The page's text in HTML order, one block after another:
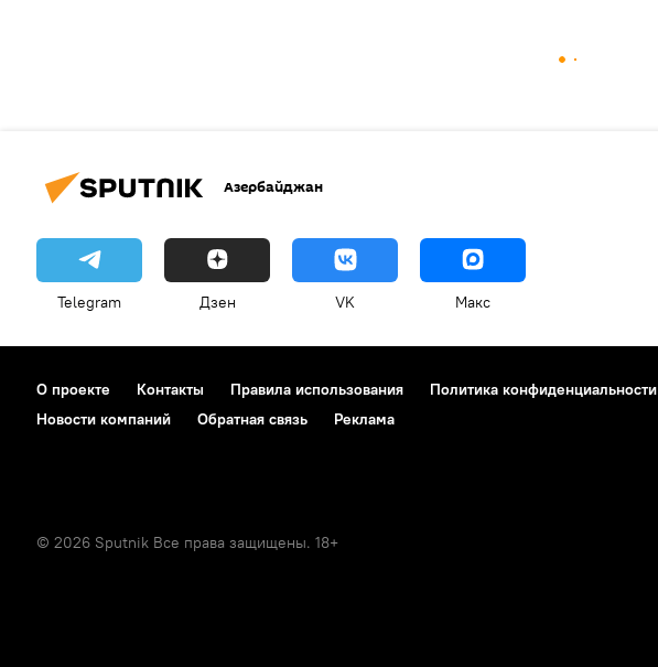
Азербайджан
Telegram Дзен VK Макс
О проекте Контакты Правила использования Политика конфиденциальности
Новости компаний
Обратная связь Реклама
© 2026 Sputnik Все права защищены. 18+